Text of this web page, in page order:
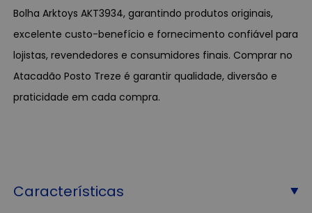
Bolha Arktoys AKT3934, garantindo produtos originais,
excelente custo-benefício e fornecimento confiável para
lojistas, revendedores e consumidores finais. Comprar no
Atacadão Posto Treze é garantir qualidade, diversão e
praticidade em cada compra.
Características